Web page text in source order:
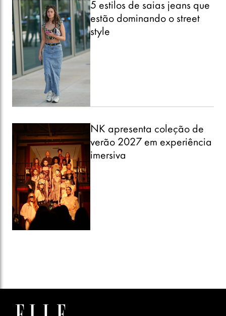
5 estilos de saias jeans que
estão dominando o street
style
NK apresenta coleção de
verão 2027 em experiência
imersiva